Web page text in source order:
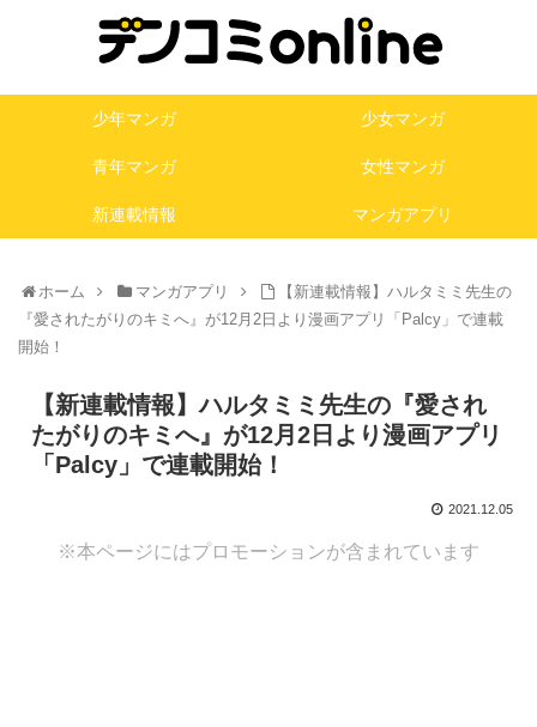
少年マンガ 少女マンガ
青年マンガ 女性マンガ
新連載情報 マンガアプリ
ホーム マンガアプリ
【新連載情報】ハルタミミ先生の
『愛されたがりのキミへ』が12月2日より漫画アプリ「Palcy」で連載
開始！
【新連載情報】ハルタミミ先生の『愛され
たがりのキミへ』が12月2日より漫画アプリ
「Palcy」で連載開始！
2021.12.05
※本ページにはプロモーションが含まれています